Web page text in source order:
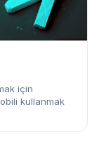
için
kullanmak